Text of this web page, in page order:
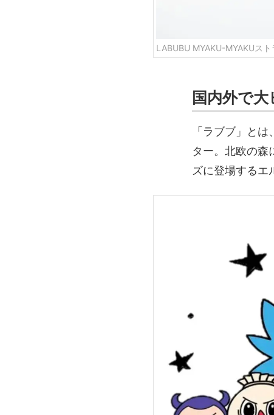
LABUBU MYAKU-MYAKUス
国内外で
「ラブブ」と
ター。北欧の森
ズに登場するエ